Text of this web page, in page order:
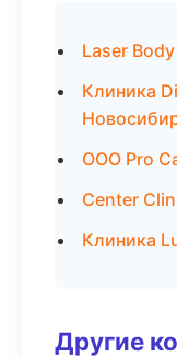
Laser
Клиника
ООО Pro
Center
Клиника
Другие